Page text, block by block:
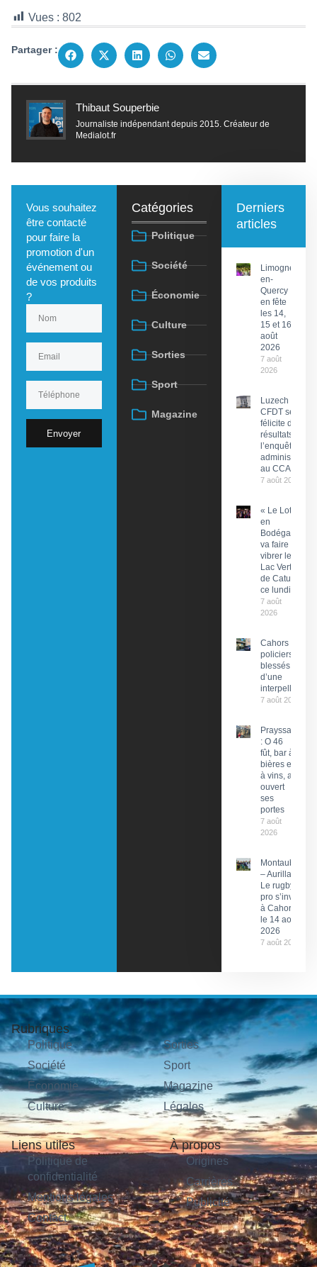
Vues : 802
Partager :
Thibaut Souperbie
Journaliste indépendant depuis 2015. Créateur de
Medialot.fr
Vous souhaitez
être contacté
pour faire la
promotion d'un
événement ou
de vos produits
?
Envoyer
Catégories
Politique
Société
Économie
Culture
Sorties
Sport
Magazine
Derniers
articles
Limogne-
en-
Quercy
en fête
les 14,
15 et 16
août
2026
7 août
2026
Luzech : La
CFDT se
félicite des
résultats de
l’enquête
administrative
au CCAS
7 août 2026
« Le Lot
en
Bodéga »
va faire
vibrer le
Lac Vert
de Catus
ce lundi
7 août
2026
Cahors : Des
policiers
blessés lors
d’une
interpellation
7 août 2026
Prayssac
: O 46
fût, bar à
bières et
à vins, a
ouvert
ses
portes
7 août
2026
Montauban
– Aurillac :
Le rugby
pro s’invite
à Cahors
le 14 août
2026
7 août 2026
Rubriques
Politique
Société
Économie
Culture
Sorties
Sport
Magazine
Légales
Liens utiles
Politique de
confidentialité
Mentions légales
Contact
À propos
Origines
Carrières
Publicité